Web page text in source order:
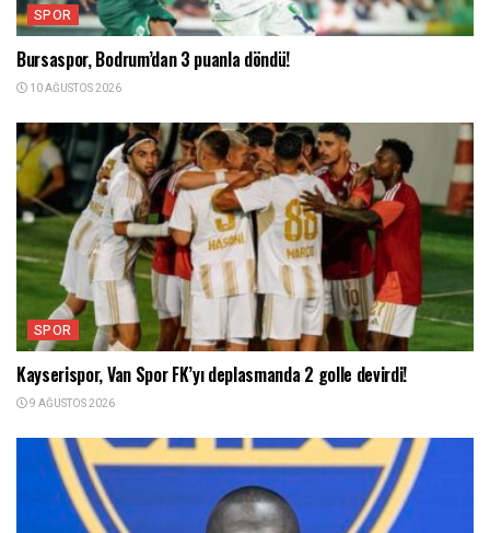
SPOR
Bursaspor, Bodrum’dan 3 puanla döndü!
10 AĞUSTOS 2026
SPOR
Kayserispor, Van Spor FK’yı deplasmanda 2 golle devirdi!
9 AĞUSTOS 2026